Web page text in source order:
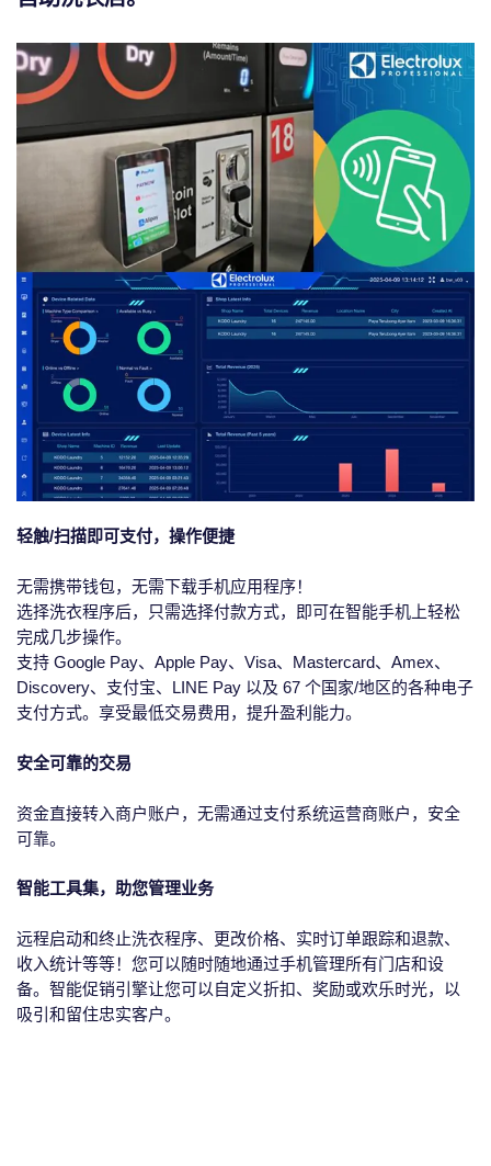
轻触/扫描即可支付，操作便捷
无需携带钱包，无需下载手机应用程序！
选择洗衣程序后，只需选择付款方式，即可在智能手机上轻松
完成几步操作。
支持 Google Pay、Apple Pay、Visa、Mastercard、Amex、
Discovery、支付宝、LINE Pay 以及 67 个国家/地区的各种电子
支付方式。享受最低交易费用，提升盈利能力。
安全可靠的交易
资金直接转入商户账户，无需通过支付系统运营商账户，安全
可靠。
智能工具集，助您管理业务
远程启动和终止洗衣程序、更改价格、实时订单跟踪和退款、
收入统计等等！您可以随时随地通过手机管理所有门店和设
备。智能促销引擎让您可以自定义折扣、奖励或欢乐时光，以
吸引和留住忠实客户。